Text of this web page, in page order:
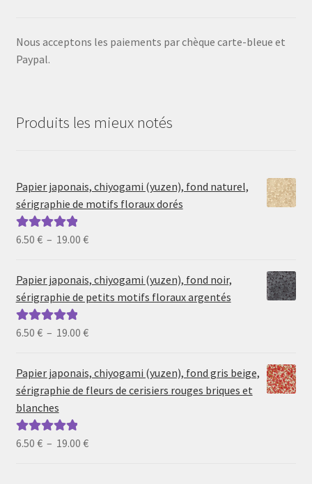
Nous acceptons les paiements par chèque carte-bleue et
Paypal.
Produits les mieux notés
Papier japonais, chiyogami (yuzen), fond naturel,
sérigraphie de motifs floraux dorés
Note5.00sur
6.50 € – 19.00 €Plage
prix :
6.50 €
à
Papier japonais, chiyogami (yuzen), fond noir,
sérigraphie de petits motifs floraux argentés
Note5.00sur
6.50 € – 19.00 €Plage
prix :
6.50 €
Papier japonais, chiyogami (yuzen), fond gris beige,
sérigraphie de fleurs de cerisiers rouges briques et
blanches
Note5.00sur
6.50 € – 19.00 €Plage